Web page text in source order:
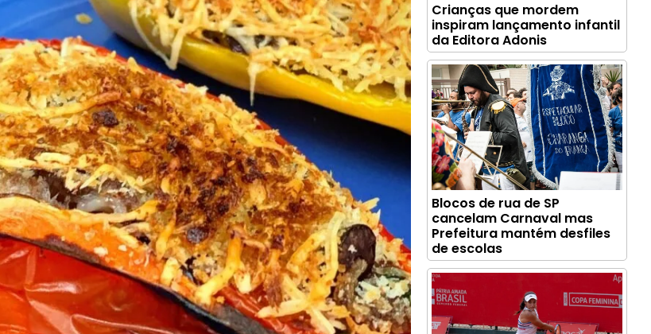
Crianças que mordem
inspiram lançamento infantil
da Editora Adonis
Blocos de rua de SP
cancelam Carnaval mas
Prefeitura mantém desfiles
de escolas